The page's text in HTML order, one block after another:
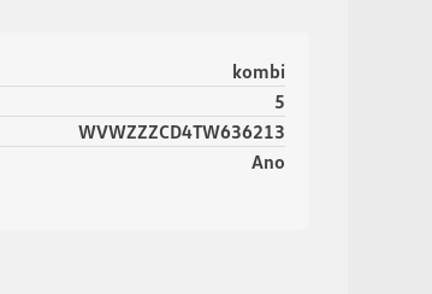
kombi
5
WVWZZZCD4TW636213
Ano